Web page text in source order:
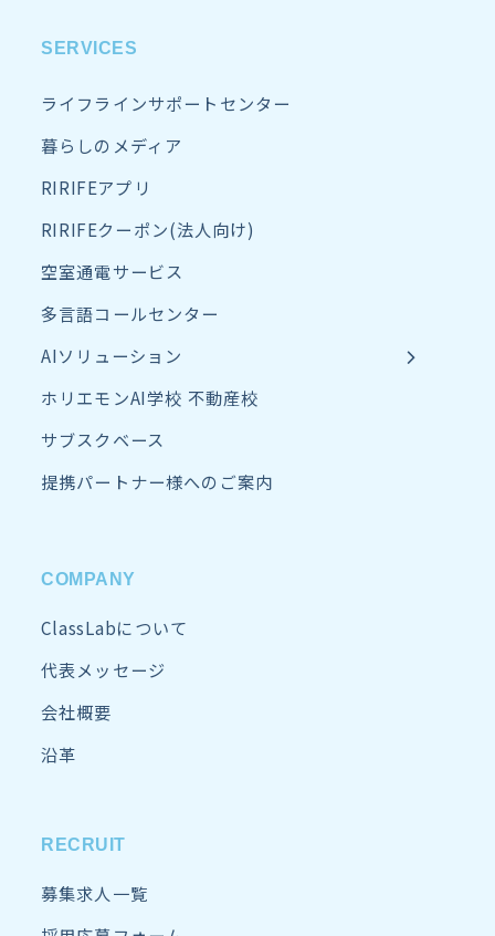
SERVICES
ライフラインサポートセンター
暮らしのメディア
RIRIFEアプリ
RIRIFEクーポン(法人向け)
空室通電サービス
多言語コールセンター
AIソリューション
ホリエモンAI学校 不動産校
サブスクベース
提携パートナー様へのご案内
COMPANY
ClassLabについて
代表メッセージ
会社概要
沿革
RECRUIT
募集求人一覧